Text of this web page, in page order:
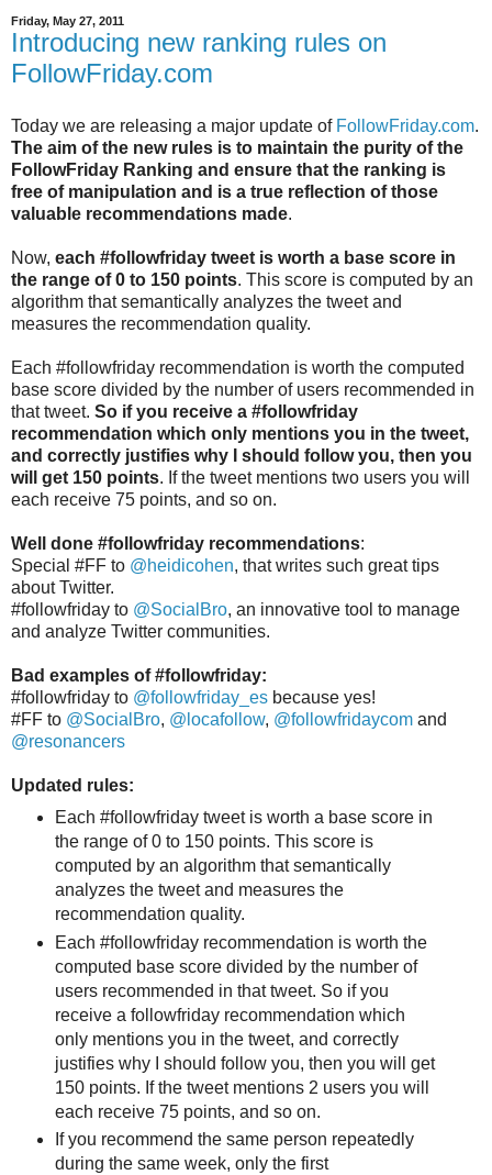
Friday, May 27, 2011
Introducing new ranking rules on
FollowFriday.com
Today we are releasing a major update of FollowFriday.com.
The aim of the new rules is to maintain the purity of the
FollowFriday Ranking and ensure that the ranking is
free of manipulation and is a true reflection of those
valuable recommendations made.
Now, each #followfriday tweet is worth a base score in
the range of 0 to 150 points. This score is computed by an
algorithm that semantically analyzes the tweet and
measures the recommendation quality.
Each #followfriday recommendation is worth the computed
base score divided by the number of users recommended in
that tweet. So if you receive a #followfriday
recommendation which only mentions you in the tweet,
and correctly justifies why I should follow you, then you
will get 150 points. If the tweet mentions two users you will
each receive 75 points, and so on.
Well done #followfriday recommendations:
Special #FF to @heidicohen, that writes such great tips
about Twitter.
#followfriday to @SocialBro, an innovative tool to manage
and analyze Twitter communities.
Bad examples of #followfriday:
#followfriday to @followfriday_es because yes!
#FF to @SocialBro, @locafollow, @followfridaycom and
@resonancers
Updated rules:
Each #followfriday tweet is worth a base score in
the range of 0 to 150 points. This score is
computed by an algorithm that semantically
analyzes the tweet and measures the
recommendation quality.
Each #followfriday recommendation is worth the
computed base score divided by the number of
users recommended in that tweet. So if you
receive a followfriday recommendation which
only mentions you in the tweet, and correctly
justifies why I should follow you, then you will get
150 points. If the tweet mentions 2 users you will
each receive 75 points, and so on.
If you recommend the same person repeatedly
during the same week, only the first